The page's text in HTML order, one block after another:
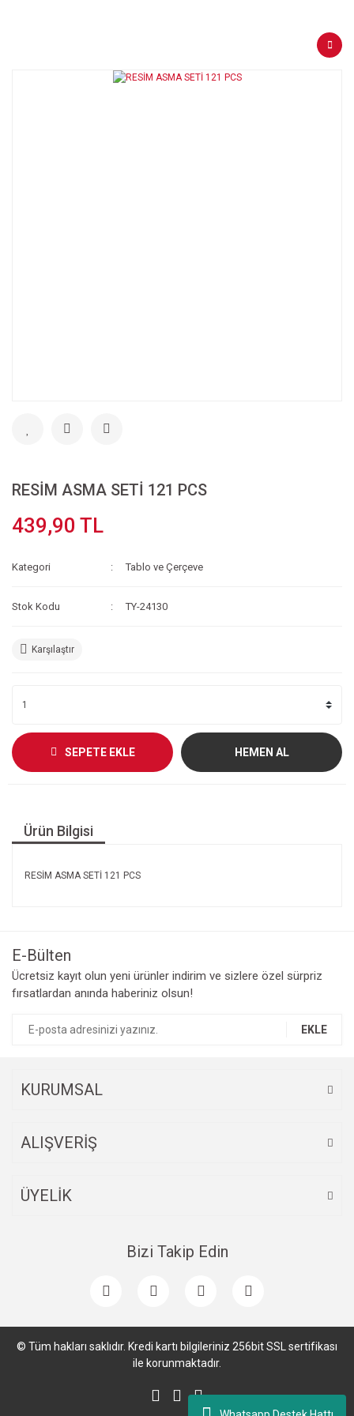
RESİM ASMA SETİ 121 PCS
439,90 TL
Kategori Tablo ve Çerçeve
Stok Kodu TY-24130
Karşılaştır
SEPETE EKLE HEMEN AL
Ürün Bilgisi
RESİM ASMA SETİ 121 PCS
E-Bülten
Ücretsiz kayıt olun yeni ürünler indirim ve sizlere özel sürpriz
fırsatlardan anında haberiniz olsun!
EKLE
KURUMSAL
ALIŞVERİŞ
ÜYELİK
Bizi Takip Edin
© Tüm hakları saklıdır. Kredi kartı bilgileriniz 256bit SSL sertifikası
ile korunmaktadır.